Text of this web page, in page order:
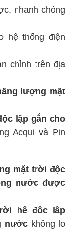
nhanh chóng
hệ thống điện
chỉnh trên địa
lượng mặt
lập gắn cho
Acqui và Pin
mặt trời độc
nước được
hệ độc lập
nước không lo